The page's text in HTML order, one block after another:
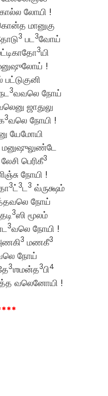
லோயி !
மானுகு
3 பட3வோய்
3யி
!
3வவலெ நோய்
ஜாதுலு
3வலெ நோயி !
யேமோயி
லேசி பெரிகீ3
நோயி !
3ட்3ட3 வ்ருக்ஷம்
நோய்
3ஸி மூலம்
3வலெ நோயி !
3 மணகீ3
நோய்
3ஶமன்த3பி4
வலெனோயி !